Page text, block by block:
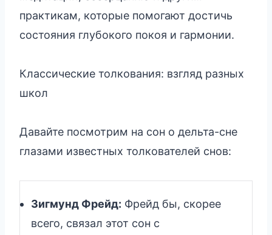
практикам, которые помогают достичь
состояния глубокого покоя и гармонии.
Классические толкования: взгляд разных
школ
Давайте посмотрим на сон о дельта-сне
глазами известных толкователей снов:
Зигмунд Фрейд: Фрейд бы, скорее
всего, связал этот сон с